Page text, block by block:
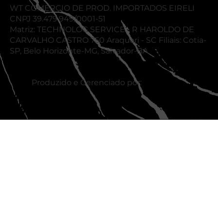
Produzido e Gerenciado por:
WT COMERCIO DE PROD. IMPORTADOS EIRELI
CNPJ 39.479.949/0001-51
Matriz: TECHNOLOG SERVICE - R HAROLDO DE
CARVALHO CASTRO 750 Araquari - SC Filiais: Cotia-
SP, Belo Horizonte-MG, Salvador-BA